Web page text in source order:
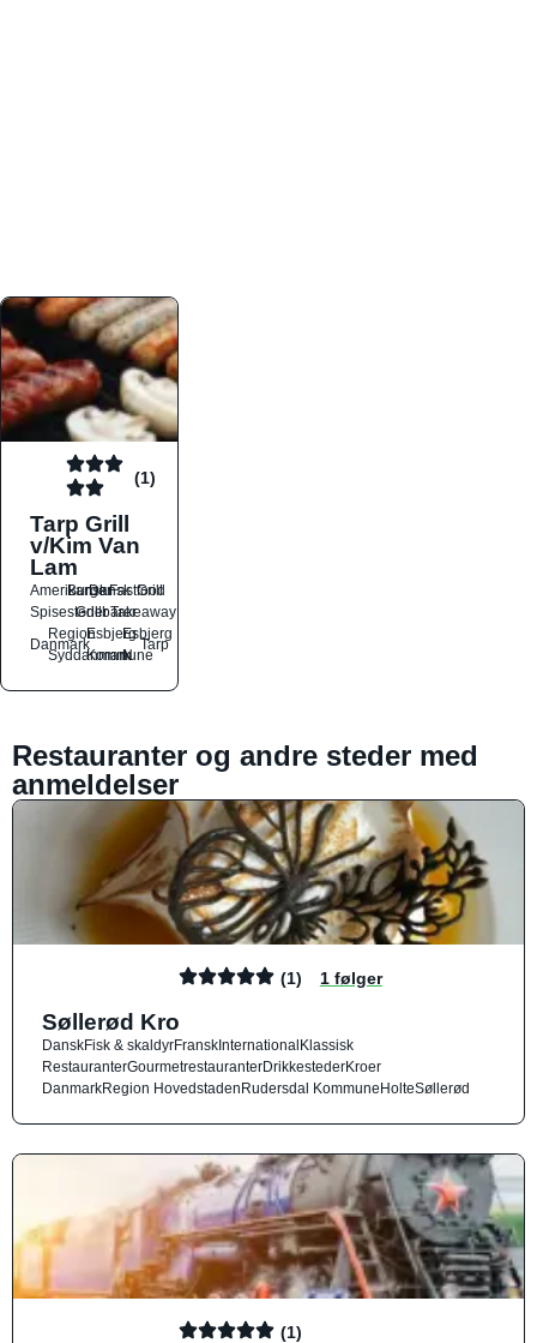
(1)
Tarp Grill
v/Kim Van
Lam
Amerikansk
BurgerDanskFastfood
Grill
SpisestederGrillbarerTakeaway
Danmark
Region
Syddanmark
Esbjerg
Kommune
Esbjerg
N
Tarp
Restauranter og andre steder med
anmeldelser
(1) 1 følger
Søllerød Kro
DanskFisk & skaldyrFranskInternationalKlassisk
RestauranterGourmetrestauranterDrikkestederKroer
DanmarkRegion HovedstadenRudersdal KommuneHolteSøllerød
(1)